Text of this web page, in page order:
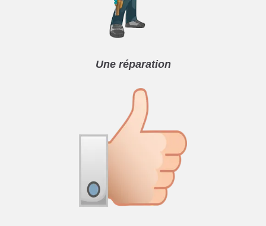
Une réparation